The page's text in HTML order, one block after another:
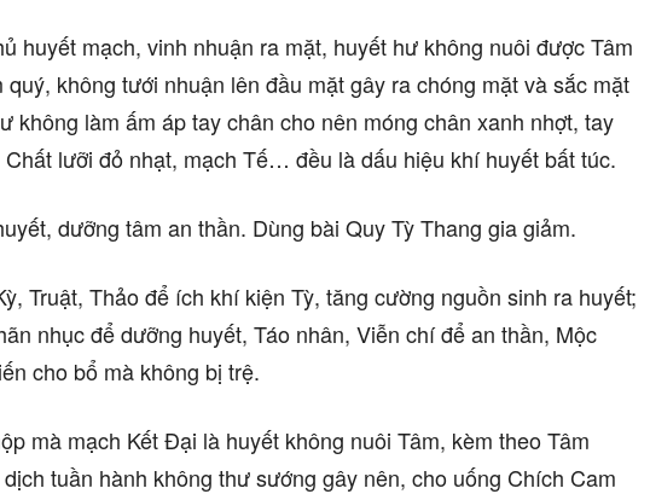
huyết mạch, vinh nhuận ra mặt, huyết hư không nuôi được Tâm
không tưới nhuận lên đầu mặt gây ra chóng mặt và sắc mặt
không làm ấm áp tay chân cho nên móng chân xanh nhợt, tay
lưỡi đỏ nhạt, mạch Tế… đều là dấu hiệu khí huyết bất túc.
dưỡng tâm an thần. Dùng bài Quy Tỳ Thang gia giảm.
Truật, Thảo để ích khí kiện Tỳ, tăng cường nguồn sinh ra huyết;
nhục để dưỡng huyết, Táo nhân, Viễn chí để an thần, Mộc
cho bổ mà không bị trệ.
mà mạch Kết Đại là huyết không nuôi Tâm, kèm theo Tâm
tuần hành không thư sướng gây nên, cho uống Chích Cam